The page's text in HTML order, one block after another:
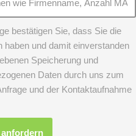
bestätigen Sie, dass Sie die
und damit einverstanden
Speicherung und
Daten durch uns zum
und der Kontaktaufnahme